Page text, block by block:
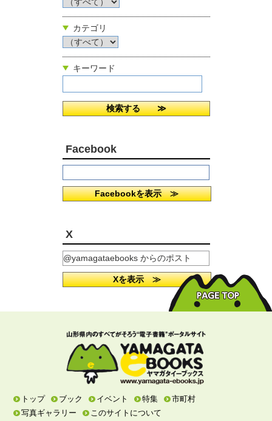
カテゴリ
キーワード
Facebook
Facebookを表示 ≫
X
@yamagataebooks からのポスト
Xを表示 ≫
トップ ブック イベント 特集
市町村
写真ギャラリー
このサイトについて